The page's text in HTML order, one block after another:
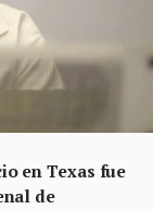
en Texas fue
de